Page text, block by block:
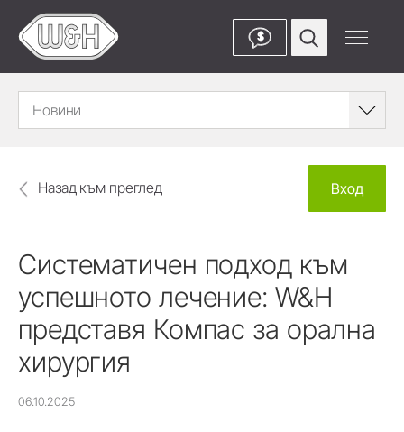
$
Новини
Назад към преглед Вход
Систематичен подход към
успешното лечение: W&H
представя Компас за орална
хирургия
06.10.2025